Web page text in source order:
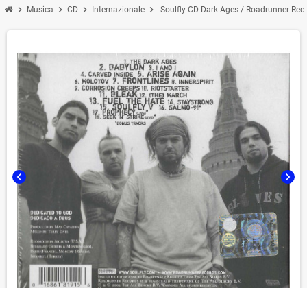
chevron_right Musica chevron_right CD chevron_right Internazionale chevron_right Soulfly CD Dark Ages / Roadrunner
chevron_left chevron_right